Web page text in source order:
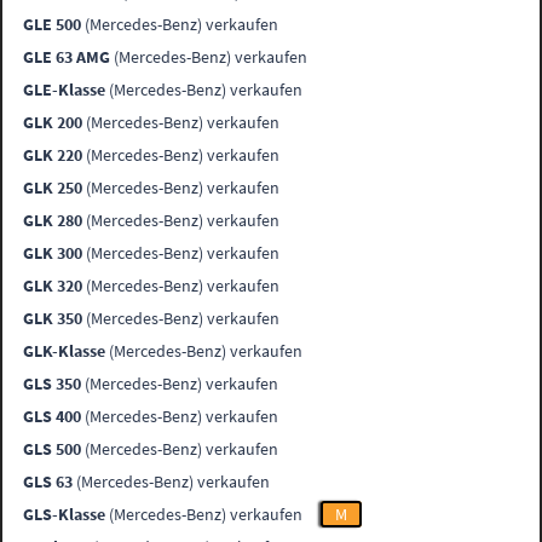
GLE 500 (Mercedes-Benz) verkaufen
GLE 63 AMG (Mercedes-Benz) verkaufen
GLE-Klasse (Mercedes-Benz) verkaufen
GLK 200 (Mercedes-Benz) verkaufen
GLK 220 (Mercedes-Benz) verkaufen
GLK 250 (Mercedes-Benz) verkaufen
GLK 280 (Mercedes-Benz) verkaufen
GLK 300 (Mercedes-Benz) verkaufen
GLK 320 (Mercedes-Benz) verkaufen
GLK 350 (Mercedes-Benz) verkaufen
GLK-Klasse (Mercedes-Benz) verkaufen
GLS 350 (Mercedes-Benz) verkaufen
GLS 400 (Mercedes-Benz) verkaufen
GLS 500 (Mercedes-Benz) verkaufen
GLS 63 (Mercedes-Benz) verkaufen
GLS-Klasse (Mercedes-Benz) verkaufen
M